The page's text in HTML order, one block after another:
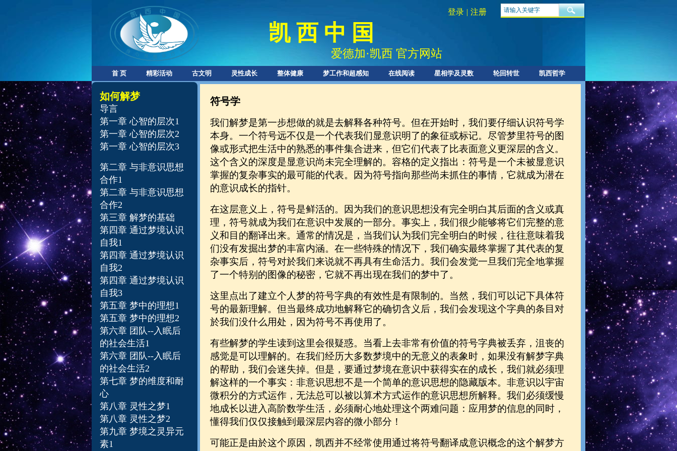
爱德加·凯西 官方网站
凯 西 中 国
登录 | 注册
首 页 精彩活动 古文明 灵性成长 整体健康 梦工作和超感知 在线阅读 星相学及灵数 轮回转世 凯西哲学
如何解梦
导言
第一章 心智的层次1
第一章 心智的层次2
第一章 心智的层次3
第二章 与非意识思想
合作1
第二章 与非意识思想
合作2
第三章 解梦的基础
第四章 通过梦境认识
自我1
第四章 通过梦境认识
自我2
第四章 通过梦境认识
自我3
第五章 梦中的理想1
第五章 梦中的理想2
第六章 团队--入眠后
的社会生活1
第六章 团队--入眠后
的社会生活2
第七章 梦的维度和耐
心
第八章 灵性之梦1
第八章 灵性之梦2
第九章 梦境之灵异元
素1
符号学
我们解梦是第一步想做的就是去解释各种符号。但在开始时，我们要仔细认识符号学
本身。一个符号远不仅是一个代表我们显意识明了的象征或标记。尽管梦里符号的图
像或形式把生活中的熟悉的事件集合进来，但它们代表了比表面意义更深层的含义。
这个含义的深度是显意识尚未完全理解的。容格的定义指出：符号是一个未被显意识
掌握的复杂事实的最可能的代表。因为符号指向那些尚未抓住的事情，它就成为潜在
的意识成长的指针。
在这层意义上，符号是鲜活的。因为我们的意识思想没有完全明白其后面的含义或真
理，符号就成为我们在意识中发展的一部分。事实上，我们很少能够将它们完整的意
义和目的翻译出来。通常的情况是，当我们认为我们完全明白的时候，往往意味着我
们没有发掘出梦的丰富内涵。在一些特殊的情况下，我们确实最终掌握了其代表的复
杂事实后，符号对於我们来说就不再具有生命活力。我们会发觉一旦我们完全地掌握
了一个特别的图像的秘密，它就不再出现在我们的梦中了。
这里点出了建立个人梦的符号字典的有效性是有限制的。当然，我们可以记下具体符
号的最新理解。但当最终成功地解释它的确切含义后，我们会发现这个字典的条目对
於我们没什么用处，因为符号不再使用了。
有些解梦的学生读到这里会很疑惑。当看上去非常有价值的符号字典被丢弃，沮丧的
感觉是可以理解的。在我们经历大多数梦境中的无意义的表象时，如果没有解梦字典
的帮助，我们会迷失掉。但是，要通过梦境在意识中获得实在的成长，我们就必须理
解这样的一个事实：非意识思想不是一个简单的意识思想的隐藏版本。非意识以宇宙
微积分的方式运作，无法总可以被以算术方式运作的意识思想所解释。我们必须缓慢
地成长以进入高阶数学生活，必须耐心地处理这个两难问题：应用梦的信息的同时，
懂得我们仅仅接触到最深层内容的微小部分！
可能正是由於这个原因，凯西并不经常使用通过将符号翻译成意识概念的这个解梦方